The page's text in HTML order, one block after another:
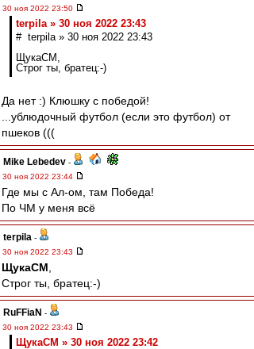
30 ноя 2022 23:50
terpila » 30 ноя 2022 23:43
# terpila » 30 ноя 2022 23:43
ЩукаСМ,
Строг ты, братец:-)
Да нет :) Клюшку с победой!
...ублюдочный футбол (если это футбол) от
пшеков (((
Mike Lebedev -
30 ноя 2022 23:44
Где мы с Ал-ом, там Победа!
По ЧМ у меня всё
terpila -
30 ноя 2022 23:43
ЩукаСМ
Строг ты, братец:-)
RuFFiaN -
30 ноя 2022 23:43
ЩукаСМ » 30 ноя 2022 23:42